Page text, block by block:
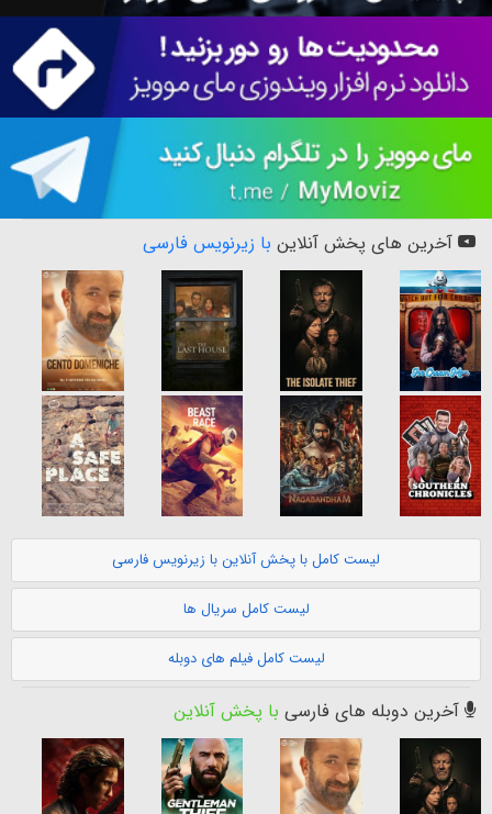
آخرین های پخش آنلاین با زیرنویس فارسی
لیست کامل با پخش آنلاین با زیرنویس فارسی
لیست کامل سریال ها
لیست کامل فیلم های دوبله
آخرین دوبله های فارسی با پخش آنلاین